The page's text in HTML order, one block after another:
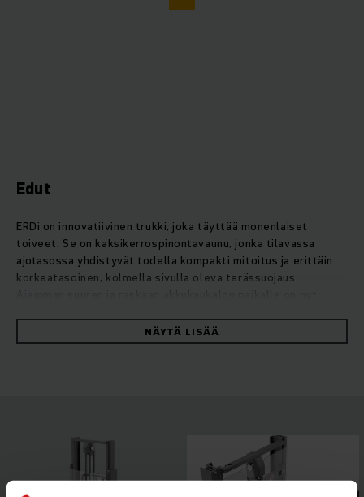
Edut
ERDi on innovatiivinen trukki, joka täyttää monenlaiset
toiveet. Se on kaksikerrospinontavaunu, jonka tilavassa
ajotasossa yhdistyvät todella kompakti mitoitus ja erittäin
korkeatasoinen, kolmella sivulla oleva terässuojaus.
tyylikkäästi trukin muotoiluun. Se on suuntaa antava konsepti,
josta Jungheinrich on saanut toistuvasti tunnustusta.
valaistuissa kuorma-autojen sisätiloissa, mikä helpottaa
kuormalavojen käsittelyä. Kiireisessä kauttakulkuvarastossa
todella kompaktisti mitoitettu ERDi vie vain vähän tilaa,
mutta suojaa silti kuljettajaa optimaalisesti. ERDi pystyy
NÄYTÄ LISÄÄ